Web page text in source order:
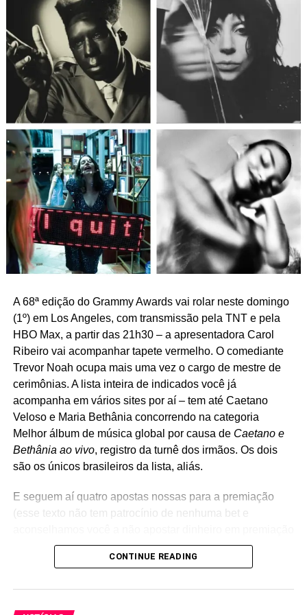
gente a sonhar mais longe e partir pra outros
projetos que estão para rolar em breve no site,
dos quais você será a primeira pessoa a saber!
O blog que eu criei pros assinantes já tá rolando, vai ter
sempre alguma coisa legal, e já tem Mixtape Pop
Fantasma vindo aí. E se você somar com a gente, o
projeto continua e ainda alça novos voos. Vamos nessa?
É aqui no
apoia.se/popfantasma
MIXTAPE POP FANTASMA
POP FANTASMA
UP NEXT
A 68ª edição do Grammy Awards vai rolar neste domingo
(1º) em Los Angeles, com transmissão pela TNT e pela
HBO Max, a partir das 21h30 – a apresentadora Carol
Ribeiro vai acompanhar tapete vermelho. O comediante
Trevor Noah ocupa mais uma vez o cargo de mestre de
cerimônias. A lista inteira de indicados você já
acompanha em vários sites por aí – tem até Caetano
Veloso e Maria Bethânia concorrendo na categoria
Melhor álbum de música global por causa de Caetano e
Bethânia ao vivo, registro da turnê dos irmãos. Os dois
são os únicos brasileiros da lista, aliás.
E seguem aí quatro apostas nossas para a premiação
(esse texto não tem patrocínio de nenhuma bet e
nenhuma).
Lançado em 2024, e não em 2025,Chromakopiaé mais
um divisor na carreira de um artista cuja discografia só
CONTINUE READING